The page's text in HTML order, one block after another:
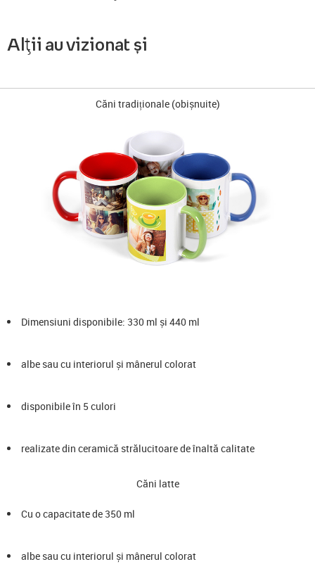
Alții au vizionat și
Căni tradiționale (obișnuite)
Dimensiuni disponibile: 330 ml și 440 ml
albe sau cu interiorul și mânerul colorat
disponibile în 5 culori
realizate din ceramică strălucitoare de înaltă calitate
Căni latte
Cu o capacitate de 350 ml
albe sau cu interiorul și mânerul colorat